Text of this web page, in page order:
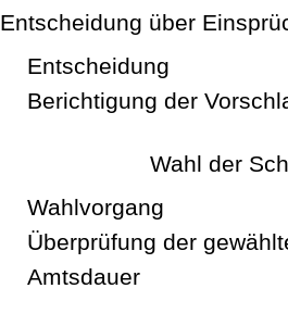
Entscheidung über
Entscheidung
Berichtigung der
Wahl der
Wahlvorgang
Überprüfung der
Amtsdauer